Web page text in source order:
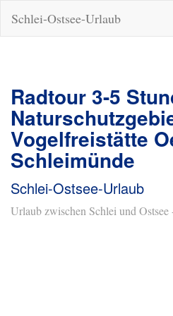
Schlei-Ostsee-Urlaub
Radtour 3-5
Vogelfreistätte
Schleimünde
Schlei-Ostsee-Urlaub
Urlaub zwischen Schlei und